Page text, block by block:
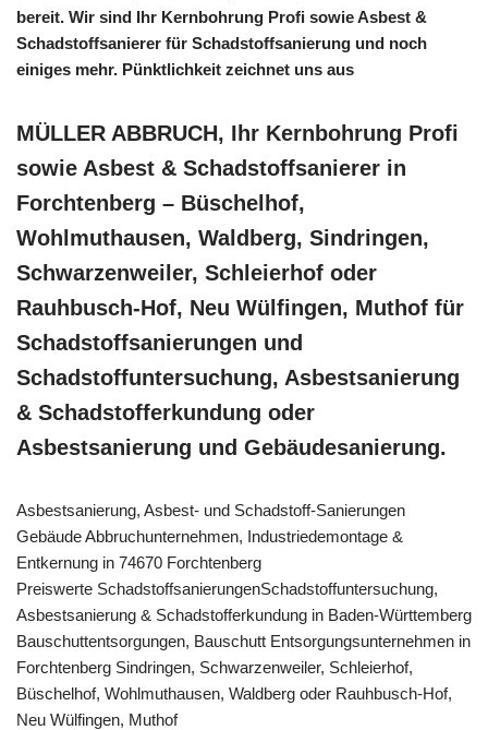
bereit. Wir sind Ihr Kernbohrung Profi sowie Asbest &
Schadstoffsanierer für Schadstoffsanierung und noch
einiges mehr. Pünktlichkeit zeichnet uns aus
MÜLLER ABBRUCH, Ihr Kernbohrung Profi
sowie Asbest & Schadstoffsanierer in
Forchtenberg – Büschelhof,
Wohlmuthausen, Waldberg, Sindringen,
Schwarzenweiler, Schleierhof oder
Rauhbusch-Hof, Neu Wülfingen, Muthof für
Schadstoffsanierungen und
Schadstoffuntersuchung, Asbestsanierung
& Schadstofferkundung oder
Asbestsanierung und Gebäudesanierung.
Asbestsanierung, Asbest- und Schadstoff-Sanierungen
Gebäude Abbruchunternehmen, Industriedemontage &
Entkernung in 74670 Forchtenberg
Preiswerte SchadstoffsanierungenSchadstoffuntersuchung,
Asbestsanierung & Schadstofferkundung in Baden-Württemberg
Bauschuttentsorgungen, Bauschutt Entsorgungsunternehmen in
Forchtenberg Sindringen, Schwarzenweiler, Schleierhof,
Büschelhof, Wohlmuthausen, Waldberg oder Rauhbusch-Hof,
Neu Wülfingen, Muthof